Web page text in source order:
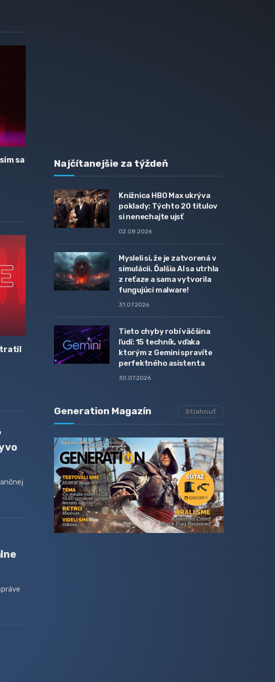
sa
vo
Najčítanejšie za týždeň
Knižnica HBO Max ukrýva
poklady: Týchto 20 titulov
si nenechajte ujsť
02.08.2026
Mysleli si, že je zatvorená v
simulácii. Ďalšia AI sa utrhla
z reťaze a sama vytvorila
fungujúci malware!
31.07.2026
Tieto chyby robí väčšina
ľudí: 15 techník, vďaka
ktorým z Gemini spravíte
perfektného asistenta
30.07.2026
Generation Magazín Stiahnuť